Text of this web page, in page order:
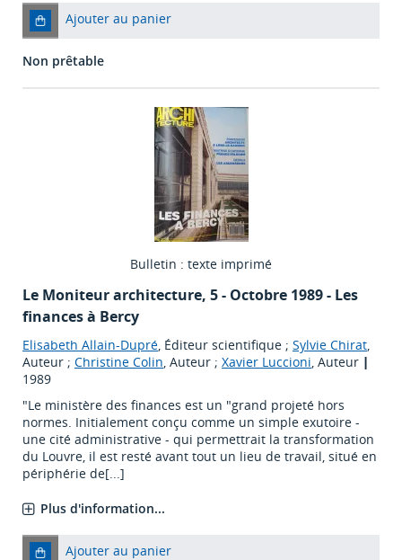
Ajouter au panier
Non prêtable
Bulletin : texte imprimé
Le Moniteur architecture, 5 - Octobre 1989 - Les
finances à Bercy
Elisabeth Allain-Dupré, Éditeur scientifique ; Sylvie Chirat,
Auteur ; Christine Colin, Auteur ; Xavier Luccioni, Auteur |
1989
"Le ministère des finances est un "grand projeté hors
normes. Initialement conçu comme un simple exutoire -
une cité administrative - qui permettrait la transformation
du Louvre, il est resté avant tout un lieu de travail, situé en
périphérie de[...]
Plus d'information...
Ajouter au panier